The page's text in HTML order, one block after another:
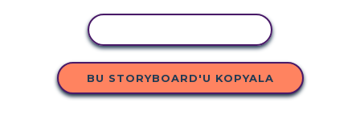
BU STORYBOARD'U KOPYALA